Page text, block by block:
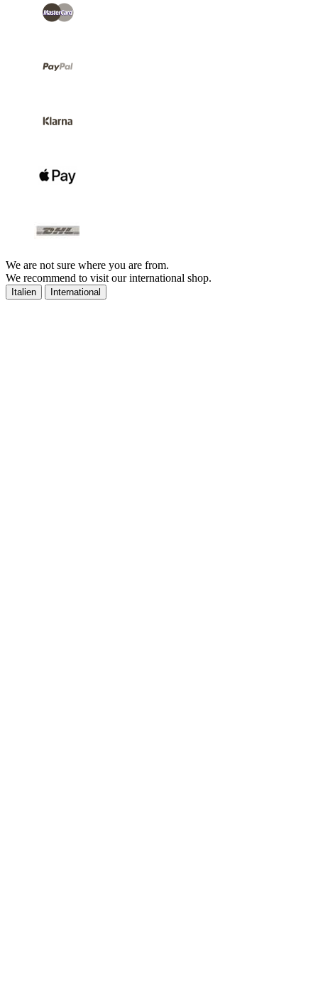
We are not sure where you are from.
We recommend to visit our international shop.
Italien International